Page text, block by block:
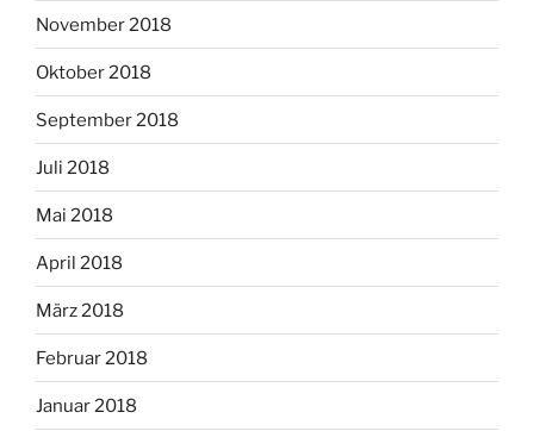
November 2018
Oktober 2018
September 2018
Juli 2018
Mai 2018
April 2018
März 2018
Februar 2018
Januar 2018